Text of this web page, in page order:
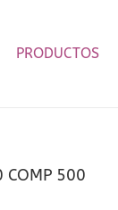
PRODUCTOS
500